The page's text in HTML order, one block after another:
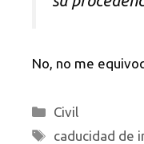
No, no me
Categorías
Civil
Etiquetas
caducidad de